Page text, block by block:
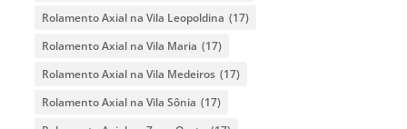
Rolamento Axial na Vila Leopoldina (17)
Rolamento Axial na Vila Maria (17)
Rolamento Axial na Vila Medeiros (17)
Rolamento Axial na Vila Sônia (17)